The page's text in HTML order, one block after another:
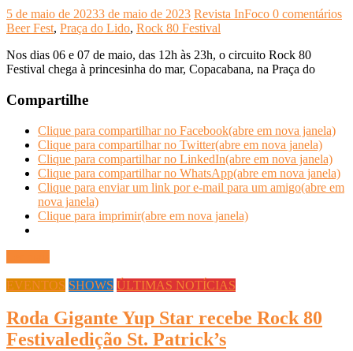
5 de maio de 20233 de maio de 2023 Revista InFoco 0 comentários
Beer Fest, Praça do Lido, Rock 80 Festival
Nos dias 06 e 07 de maio, das 12h às 23h, o circuito Rock 80
Festival chega à princesinha do mar, Copacabana, na Praça do
Compartilhe
Clique para compartilhar no Facebook(abre em nova janela)
Clique para compartilhar no Twitter(abre em nova janela)
Clique para compartilhar no LinkedIn(abre em nova janela)
Clique para compartilhar no WhatsApp(abre em nova janela)
Clique para enviar um link por e-mail para um amigo(abre em
nova janela)
Clique para imprimir(abre em nova janela)
EVENTOS SHOWS ÚLTIMAS NOTÍCIAS
Roda Gigante Yup Star recebe Rock 80
Festivaledição St. Patrick’s